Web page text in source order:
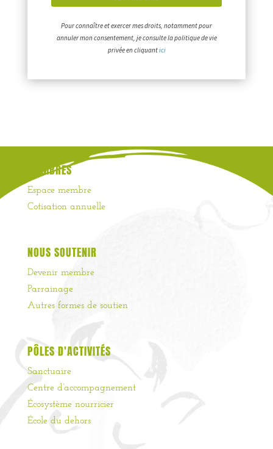
MEMBRES
Espace membre
Cotisation annuelle
NOUS SOUTENIR
Devenir membre
Parrainage
Autres formes de soutien
PÔLES D'ACTIVITÉS
Sanctuaire
Centre d’accompagnement
Écosystème nourricier
École du dehors